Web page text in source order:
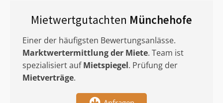
Mietwertgutachten Münchehofe
Einer der häufigsten Bewertungsanlässe.
Marktwertermittlungder Miete. Team ist
spezialisiert aufMietspiegel. Prüfung der
Mietverträge.